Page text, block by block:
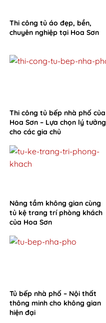
Thi công tủ áo đẹp, bền,
chuyên nghiệp tại Hoa Sơn
Thi công tủ bếp nhà phố của
Hoa Sơn – Lựa chọn lý tưởng
cho các gia chủ
Nâng tầm không gian cùng
tủ kệ trang trí phòng khách
của Hoa Sơn
Tủ bếp nhà phố – Nội thất
thông minh cho không gian
hiện đại